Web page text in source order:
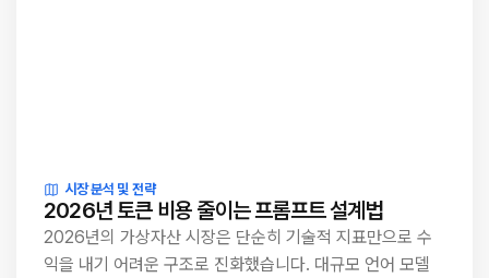
시장 분석 및 전략
2026년 토큰 비용 줄이는 프롬프트 설계법
2026년의 가상자산 시장은 단순히 기술적 지표만으로 수
익을 내기 어려운 구조로 진화했습니다. 대규모 언어 모델